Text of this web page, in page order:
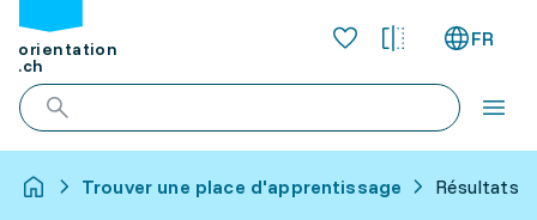
orientation
.ch
FR
Trouver une place d'apprentissage Résultats